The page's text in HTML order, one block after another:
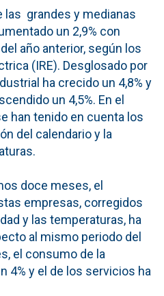
grandes y medianas
un 2,9% con
año anterior, según los
(IRE). Desglosado por
ha crecido un 4,8% y
un 4,5%. En el
han tenido en cuenta los
del calendario y la
doce meses, el
empresas, corregidos
y las temperaturas, ha
al mismo periodo del
el consumo de la
4% y el de los servicios ha